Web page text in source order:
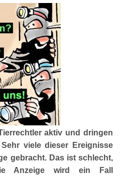
aktiv und dringen
viele dieser Ereignisse
gebracht. Das ist schlecht,
Anzeige wird ein Fall